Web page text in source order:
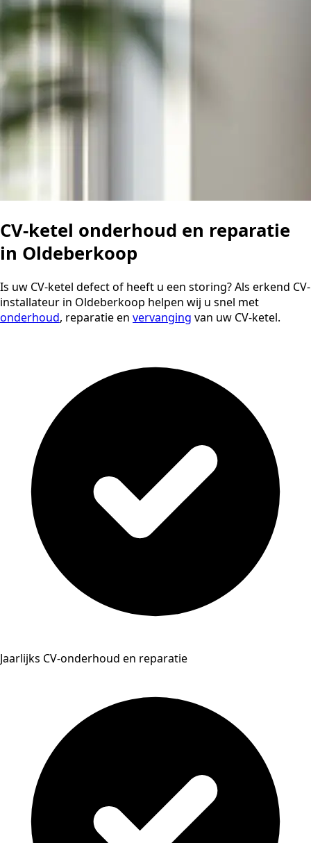
CV-ketel onderhoud en reparatie
in Oldeberkoop
Is uw CV-ketel defect of heeft u een storing? Als erkend CV-
installateur in Oldeberkoop helpen wij u snel met
onderhoud, reparatie en vervanging van uw CV-ketel.
Jaarlijks CV-onderhoud en reparatie